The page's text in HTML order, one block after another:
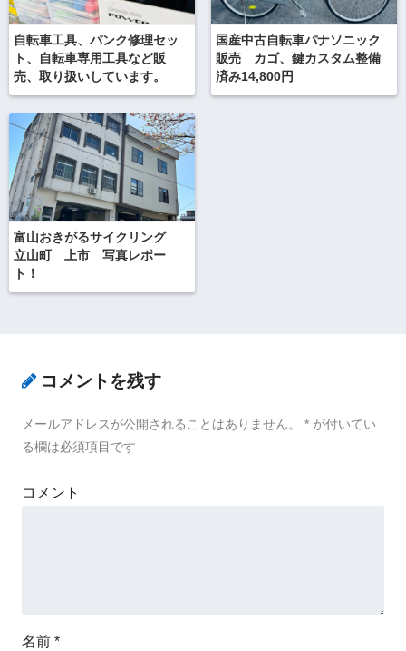
自転車工具、パンク修理セッ
ト、自転車専用工具など販
売、取り扱いしています。
国産中古自転車パナソニック
販売 カゴ、鍵カスタム整備
済み14,800円
富山おきがるサイクリング
立山町 上市 写真レポー
ト！
コメントを残す
メールアドレスが公開されることはありません。 * が付いてい
る欄は必須項目です
コメント
名前 *